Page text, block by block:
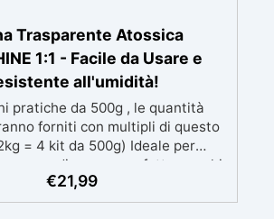
Trasparente Atossica
1:1 - Facile da Usare e
all'umidità!
pratiche da 500g , le quantità
forniti con multipli di questo
= 4 kit da 500g) Ideale per
a prova di errore, perfetta per chi
lucida: garantisce una finitura
uniforme in ogni condizione.
€21,99